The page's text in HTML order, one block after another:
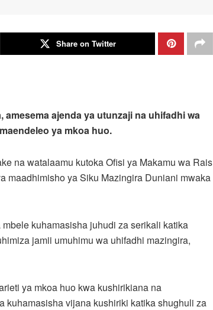
Share on Twitter
amesema ajenda ya utunzaji na uhifadhi wa
ya mkoa huo.
na watalaamu kutoka Ofisi ya Makamu wa Rais
maadhimisho ya Siku Mazingira Duniani mwaka
kuhamasisha juhudi za serikali katika
jamii umuhimu wa uhifadhi mazingira,
ya mkoa huo kwa kushirikiana na
kuhamasisha vijana kushiriki katika shughuli za